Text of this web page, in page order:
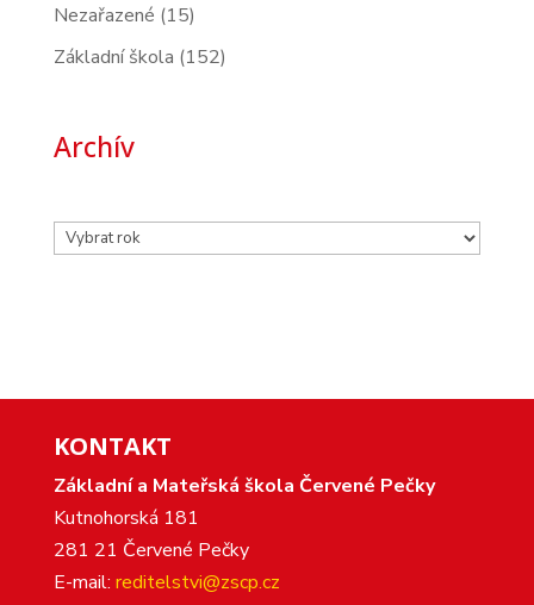
Nezařazené (15)
Základní škola (152)
Archív
Archivy
KONTAKT
Základní a Mateřská škola Červené Pečky
Kutnohorská 181
281 21 Červené Pečky
E-mail: reditelstvi@zscp.cz